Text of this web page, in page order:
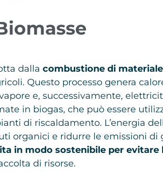
dalla combustione di
Questo processo genera
e, successivamente,
in biogas, che può essere
di riscaldamento. L’energia
organici e ridurre le emissioni di
in modo sostenibile per evitare
di risorse.